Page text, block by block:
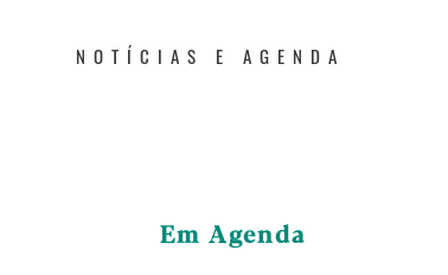
NOTÍCIAS E AGENDA
Em Agenda